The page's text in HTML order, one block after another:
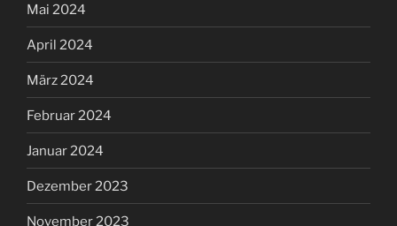
Mai 2024
April 2024
März 2024
Februar 2024
Januar 2024
Dezember 2023
November 2023